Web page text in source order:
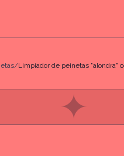
/Limpiador de peinetas "alondra"
✦